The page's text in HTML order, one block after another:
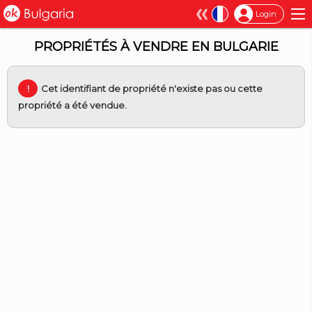
Login ×
PROPRIÉTÉS À VENDRE EN BULGARIE
Cet identifiant de propriété n'existe pas ou cette
propriété a été vendue.